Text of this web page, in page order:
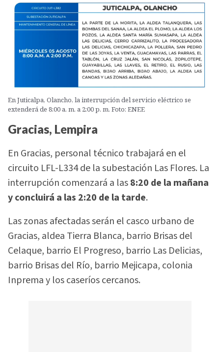
En Juticalpa, Olancho, la interrupción del servicio eléctrico se
extenderá de 8:00 a. m. a 2:00 p. m. Foto: ENEE
Gracias, Lempira
En Gracias, personal técnico trabajará en el
circuito LFL-L334 de la subestación Las Flores. La
interrupción comenzará a las8:20 de la mañana
y concluirá a las 2:20 de la tarde.
Las zonas afectadas serán el casco urbano de
Gracias, aldea Tierra Blanca, barrio Brisas del
Celaque, barrio El Progreso, barrio Las Delicias,
barrio Brisas del Río, barrio Mejicapa, colonia
Inprema y los caseríos cercanos.